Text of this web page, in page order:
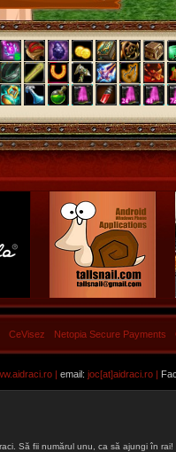
CeVisez Netopia Secure Payments
| email: joc[at]aidraci.ro |
Să fii numărul unu, ca să ajungi în